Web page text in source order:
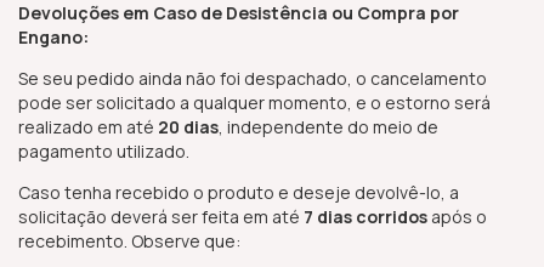
Devoluções em Caso de Desistência ou Compra por
Engano:
Se seu pedido ainda não foi despachado, o cancelamento
pode ser solicitado a qualquer momento, e o estorno será
realizado em até 20 dias, independente do meio de
pagamento utilizado.
Caso tenha recebido o produto e deseje devolvê-lo, a
solicitação deverá ser feita em até 7 dias corridos após o
recebimento. Observe que: